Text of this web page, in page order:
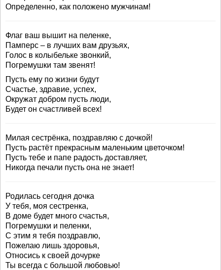
Определенно, как положено мужчинам!
Флаг ваш вышит на пеленке,
Памперс – в лучших вам друзьях,
Голос в колыбельке звонкий,
Погремушки там звенят!
Пусть ему по жизни будут
Счастье, здравие, успех,
Окружат добром пусть люди,
Будет он счастливей всех!
Милая сестрёнка, поздравляю с дочкой!
Пусть растёт прекрасным маленьким цветочком!
Пусть тебе и папе радость доставляет,
Никогда печали пусть она не знает!
Родилась сегодня дочка
У тебя, моя сестренка,
В доме будет много счастья,
Погремушки и пеленки,
С этим я тебя поздравлю,
Пожелаю лишь здоровья,
Относись к своей дочурке
Ты всегда с большой любовью!